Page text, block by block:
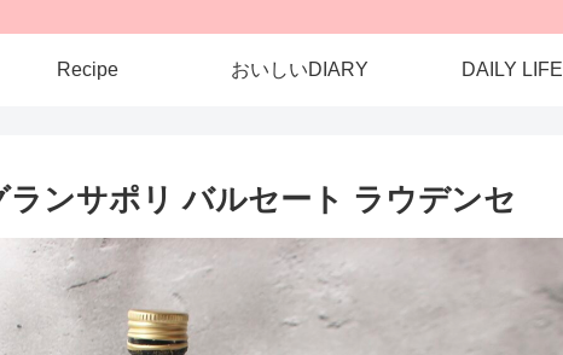
Recipe おいしいDIARY DAILY LIFE
ランサポリ バルセート ラウデンセ